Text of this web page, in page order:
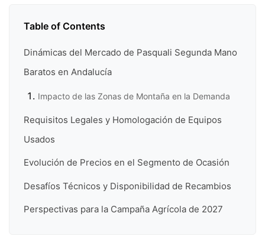
Table of Contents
Dinámicas del Mercado de Pasquali Segunda Mano
Baratos en Andalucía
Impacto de las Zonas de Montaña en la Demanda
Requisitos Legales y Homologación de Equipos
Usados
Evolución de Precios en el Segmento de Ocasión
Desafíos Técnicos y Disponibilidad de Recambios
Perspectivas para la Campaña Agrícola de 2027